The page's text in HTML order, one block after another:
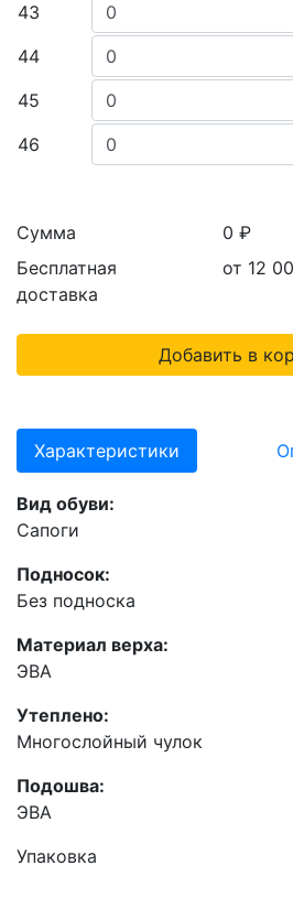
43
44
45
46
Сумма
Бесплатная
доставка
0 ₽
от 12
Добавить в
Характеристики
Вид обуви:
Сапоги
Подносок:
Без подноска
Материал верха:
ЭВА
Утеплено:
Многослойный чулок
Подошва:
ЭВА
Упаковка